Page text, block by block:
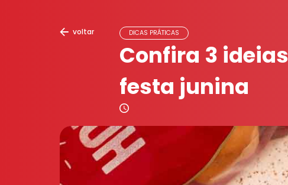
voltar DICAS PRÁTICAS
Confira 3
festa junina